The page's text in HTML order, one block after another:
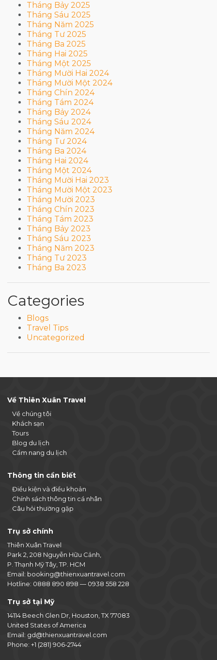
Tháng Bảy 2025
Tháng Sáu 2025
Tháng Năm 2025
Tháng Tư 2025
Tháng Ba 2025
Tháng Hai 2025
Tháng Một 2025
Tháng Mười Hai 2024
Tháng Mười Một 2024
Tháng Chín 2024
Tháng Tám 2024
Tháng Bảy 2024
Tháng Sáu 2024
Tháng Năm 2024
Tháng Tư 2024
Tháng Ba 2024
Tháng Hai 2024
Tháng Một 2024
Tháng Mười Hai 2023
Tháng Mười Một 2023
Tháng Mười 2023
Tháng Chín 2023
Tháng Tám 2023
Tháng Bảy 2023
Tháng Sáu 2023
Tháng Năm 2023
Tháng Tư 2023
Tháng Ba 2023
Categories
Blogs
Travel Tips
Uncategorized
Về Thiên Xuân Travel
Về chúng tôi
Khách sạn
Tours
Blog du lịch
Cẩm nang du lịch
Thông tin cần biết
Điều kiện và điều khoản
Chính sách thông tin cá nhân
Câu hỏi thường gặp
Trụ sở chính
Thiên Xuân Travel
Park 2, 208 Nguyễn Hữu Cảnh,
P. Thạnh Mỹ Tây, TP. HCM
Email: booking@thienxuantravel.com
Hotline: 0888 890 898 — 0938 558 228
Trụ sở tại Mỹ
14114 Beech Glen Dr, Houston, TX 77083
United States of America
Email: gd@thienxuantravel.com
Phone: +1 (281) 906-2744